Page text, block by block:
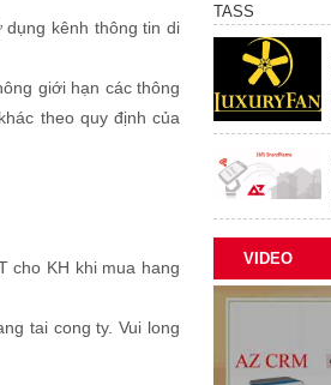
TASS
VIDEO
kênh thông tin di
giới hạn các thông
theo quy định của
cho KH khi mua hang
tai cong ty. Vui long